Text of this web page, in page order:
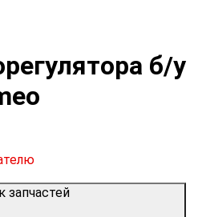
б/у
запчастей